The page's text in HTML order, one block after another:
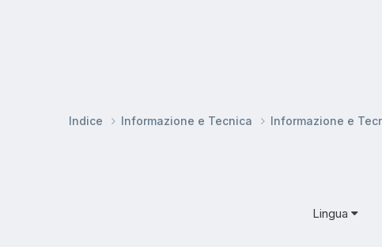
Indice Informazione e Tecnica Informazione e
Lingua